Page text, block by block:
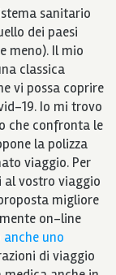
sanitario
dei paesi
meno). Il mio
classica
vi possa coprire
19. Io mi trovo
che confronta le
la polizza
viaggio. Per
vostro viaggio
migliore
on-line
uno
di viaggio